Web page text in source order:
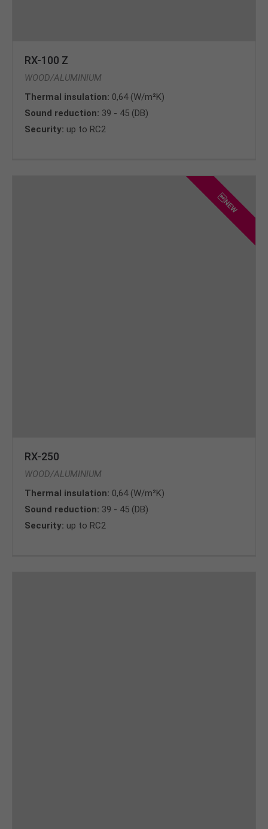
RX-100 Z
WOOD/ALUMINIUM
Thermal insulation: 0,64 (W/m²K)
Sound reduction: 39 - 45 (DB)
Security: up to RC2
NEW
RX-250
WOOD/ALUMINIUM
Thermal insulation: 0,64 (W/m²K)
Sound reduction: 39 - 45 (DB)
Security: up to RC2